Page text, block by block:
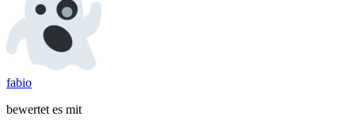
fabio
bewertet es mit